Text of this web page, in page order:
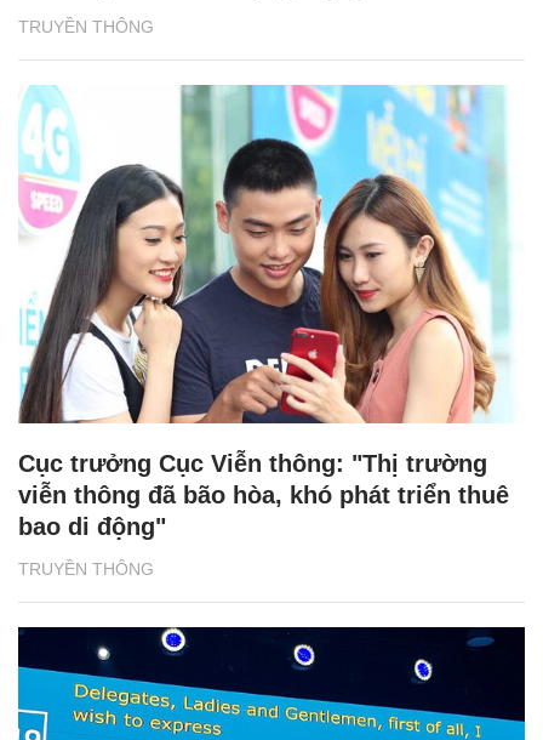
TRUYỀN THÔNG
TRUYỀN THÔNG
Cục trưởng Cục Viễn thông: "Thị trường
viễn thông đã bão hòa, khó phát triển thuê
bao di động"